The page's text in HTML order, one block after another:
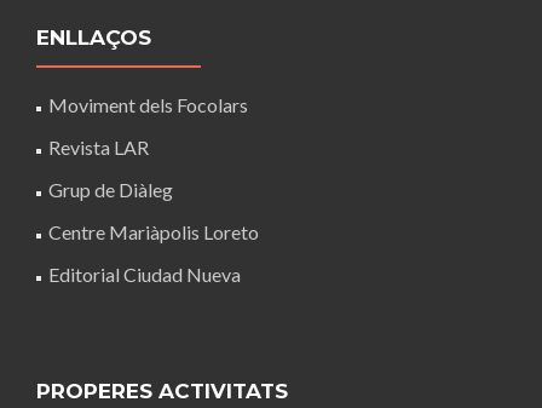
ENLLAÇOS
Moviment dels Focolars
Revista LAR
Grup de Diàleg
Centre Mariàpolis Loreto
Editorial Ciudad Nueva
PROPERES ACTIVITATS